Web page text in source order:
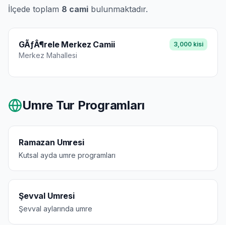
İlçede toplam 8 cami bulunmaktadır.
GÃƒÂ¶rele Merkez Camii
Merkez Mahallesi
3,000 kisi
Umre Tur Programları
Ramazan Umresi
Kutsal ayda umre programları
Şevval Umresi
Şevval aylarında umre